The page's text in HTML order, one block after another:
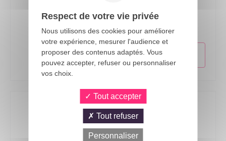
Ailes d'ange tissu - 62cm - rouge
Respect de votre vie privée
Nous utilisons des cookies pour améliorer
votre expérience, mesurer l'audience et
proposer des contenus adaptés. Vous
pouvez accepter, refuser ou personnaliser
vos choix.
Tout accepter
Tout refuser
Personnaliser